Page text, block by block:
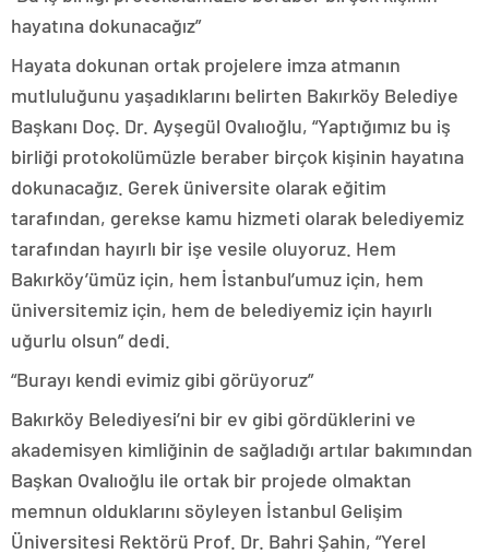
hayatına dokunacağız”
Hayata dokunan ortak projelere imza atmanın
mutluluğunu yaşadıklarını belirten Bakırköy Belediye
Başkanı Doç. Dr. Ayşegül Ovalıoğlu, “Yaptığımız bu iş
birliği protokolümüzle beraber birçok kişinin hayatına
dokunacağız. Gerek üniversite olarak eğitim
tarafından, gerekse kamu hizmeti olarak belediyemiz
tarafından hayırlı bir işe vesile oluyoruz. Hem
Bakırköy’ümüz için, hem İstanbul’umuz için, hem
üniversitemiz için, hem de belediyemiz için hayırlı
uğurlu olsun” dedi.
“Burayı kendi evimiz gibi görüyoruz”
Bakırköy Belediyesi’ni bir ev gibi gördüklerini ve
akademisyen kimliğinin de sağladığı artılar bakımından
Başkan Ovalıoğlu ile ortak bir projede olmaktan
memnun olduklarını söyleyen İstanbul Gelişim
Üniversitesi Rektörü Prof. Dr. Bahri Şahin, “Yerel